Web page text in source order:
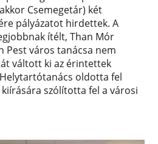
Csemegetár) két
pályázatot hirdettek. A
ítélt, Than Mór
Pest város tanácsa nem
váltott ki az érintettek
oldotta fel
szólította fel a városi